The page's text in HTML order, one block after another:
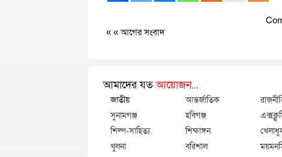
« «আগের সংবাদ
আমাদের যতআয়োজন...
জাতীয় আন্তর্জাতিক
সুনামগঞ্জ
হবিগঞ্জ
শিল্প-সাহিত্য
শিক্ষাঙ্গন
খুলনা
বরিশাল